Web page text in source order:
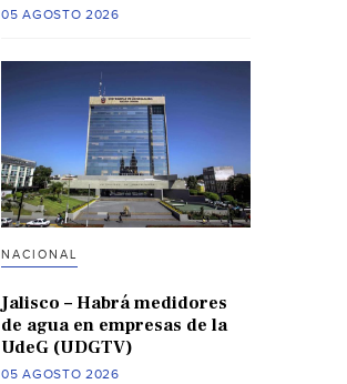
05 AGOSTO 2026
NACIONAL
Jalisco – Habrá medidores
de agua en empresas de la
UdeG (UDGTV)
05 AGOSTO 2026